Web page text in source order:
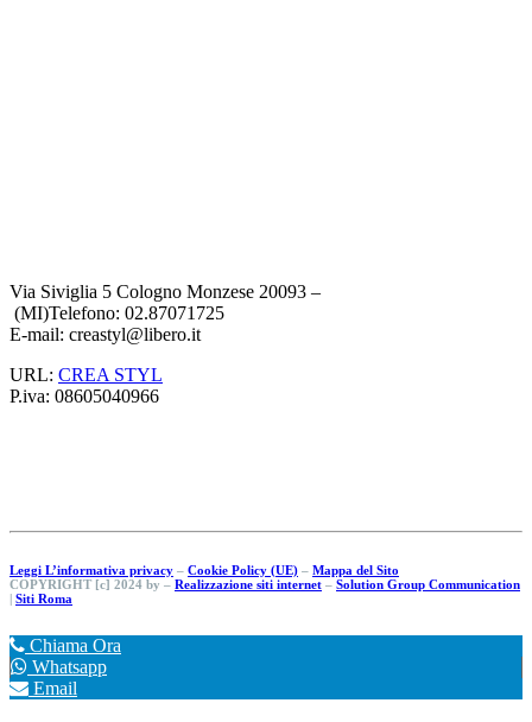
Via Siviglia 5 Cologno Monzese 20093 –
(MI)Telefono: 02.87071725
E-mail: creastyl@libero.it
URL: CREA STYL
P.iva: 08605040966
Leggi L’informativa privacy – Cookie Policy (UE) – Mappa del Sito
COPYRIGHT [c] 2024 by – Realizzazione siti internet – Solution Group Communication
| Siti Roma
Chiama Ora
Whatsapp
Email